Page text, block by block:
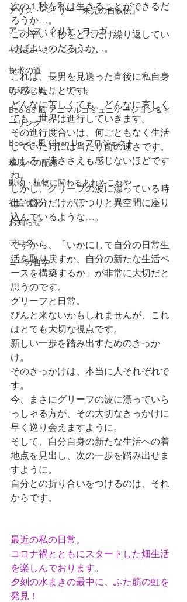
アリス・ベイリー『未完の自叙伝』
アートマ・クリヤ・ヨーガ
ベンジャミン・クレーム
探求の道
Boo de 風 リトリート
Boo de 風 アニマルコミュニケーション＆ヒ
ーリング
Boo de 風 Clean Up プロジェクト
環境への配慮
動物・植物に関わるあれやこれや
社会状況
お知らせ
ブログ
ヨーガ哲学
次の１秒を私は生きることができるだ
ろうか…。
この辛い１秒をどれだけ繰り返してい
けばよいのだろうか…。
これは、長男を見送った直後に私自身
が感じたことです。
どんなに苦しくても、どんなに哀しく
ても、世界は進行していきます。
その進行度合いは、何ごともなく生活
していた時には当たり前の速さです。
むしろ、速ささえも感じないほどです
ね。
しかし、グリーフの波に漂っている時
は、自分だけがぽつりと異空間に座り
込んでいるような…。
ですから、「いかにして自分の日常生
活を取り戻すか、自分の新たな生活ペ
ースを構築するか」が非常に大切だと
思うのです。
グリーフと日常。
ぴんと来ないかもしれませんが、これ
はとても大切な視点です。
新しい一歩を踏み出すためのきっか
け。
そのきっかけは、本当に人それぞれで
す。
今、まさにグリーフの波に漂っていら
っしゃる方が、その大切なきっかけに
早く巡り会えますように。
そして、自分自身の新たな生活への着
地点を見出し、次の一歩を踏み出せま
すように。
自分との折り合いをつけるのは、それ
からです。
最近の私の日常。
コロナ禍とともにスタートした畑生活
を楽しんでおります。
夕刻の水まきの最中に、ふた筋の虹を
発見！